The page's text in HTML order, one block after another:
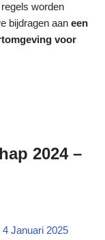
worden
bijdragen aan een
voor
2024 –
Januari 2025